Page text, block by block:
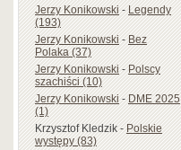
Jerzy Konikowski-Legendy
(193)
Jerzy Konikowski-Bez
Polaka (37)
Jerzy Konikowski-Polscy
szachiści (10)
Jerzy Konikowski-DME 2025
(1)
Krzysztof Kledzik-Polskie
występy (83)